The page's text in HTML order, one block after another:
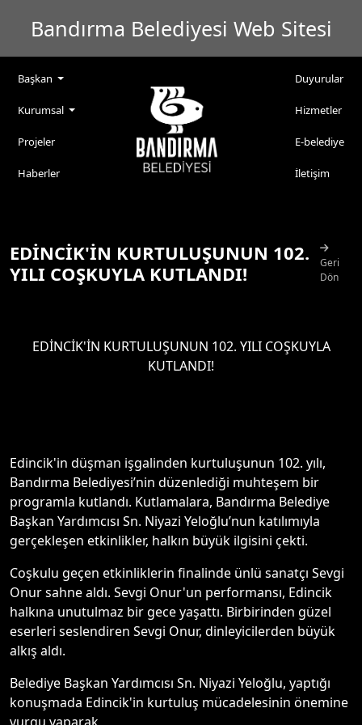
Bandırma Belediyesi Web Sitesi
Başkan
Kurumsal
Projeler
Haberler
Duyurular
Hizmetler
E-belediye
İletişim
EDİNCİK'İN KURTULUŞUNUN 102.
YILI COŞKUYLA KUTLANDI!
Geri
Dön
EDİNCİK'İN KURTULUŞUNUN 102. YILI COŞKUYLA
KUTLANDI!
Edincik'in düşman işgalinden kurtuluşunun 102. yılı,
Bandırma Belediyesi’nin düzenlediği muhteşem bir
programla kutlandı. Kutlamalara, Bandırma Belediye
Başkan Yardımcısı Sn. Niyazi Yeloğlu’nun katılımıyla
gerçekleşen etkinlikler, halkın büyük ilgisini çekti.
Coşkulu geçen etkinliklerin finalinde ünlü sanatçı Sevgi
Onur sahne aldı. Sevgi Onur'un performansı, Edincik
halkına unutulmaz bir gece yaşattı. Birbirinden güzel
eserleri seslendiren Sevgi Onur, dinleyicilerden büyük
alkış aldı.
Belediye Başkan Yardımcısı Sn. Niyazi Yeloğlu, yaptığı
konuşmada Edincik'in kurtuluş mücadelesinin önemine